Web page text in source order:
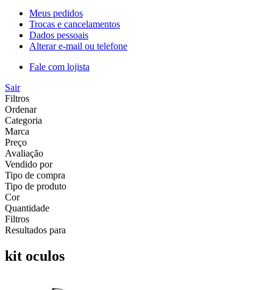
Meus pedidos
Trocas e cancelamentos
Dados pessoais
Alterar e-mail ou telefone
Fale com lojista
Sair
Filtros
Ordenar
Categoria
Marca
Preço
Avaliação
Vendido por
Tipo de compra
Tipo de produto
Cor
Quantidade
Filtros
Resultados para
kit oculos